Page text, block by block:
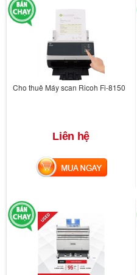
Cho thuê Máy scan Ricoh Fi-8150
Liên hệ
MUA NGAY